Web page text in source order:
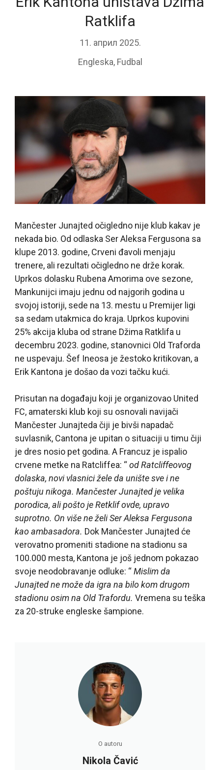
Ratklifa
11. април 2025.
Engleska, Fudbal
Mančester Junajted očigledno nije klub kakav je
nekada bio. Od odlaska Ser Aleksa Fergusona sa
klupe 2013. godine, Crveni đavoli menjaju
trenere, ali rezultati očigledno ne drže korak.
Uprkos dolasku Rubena Amorima ove sezone,
Mankunijci imaju jednu od najgorih godina u
svojoj istoriji, sede na 13. mestu u Premijer ligi
sa sedam utakmica do kraja. Uprkos kupovini
25% akcija kluba od strane Džima Ratklifa u
decembru 2023. godine, stanovnici Old Traforda
ne uspevaju. Šef Ineosa je žestoko kritikovan, a
Erik Kantona je došao da vozi tačku kući.
Prisutan na događaju koji je organizovao United
FC, amaterski klub koji su osnovali navijači
Mančester Junajteda čiji je bivši napadač
suvlasnik, Cantona je upitan o situaciji u timu čiji
je dres nosio pet godina. A Francuz je ispalio
crvene metke na Ratcliffea: “od Ratcliffeovog
dolaska, novi vlasnici žele da unište sve i ne
poštuju nikoga. Mančester Junajted je velika
porodica, ali pošto je Retklif ovde, upravo
suprotno. On više ne želi Ser Aleksa Fergusona
kao ambasadora. Dok Mančester Junajted će
verovatno promeniti stadione na stadionu sa
100.000 mesta, Kantona je još jednom pokazao
svoje neodobravanje odluke: “Mislim da
Junajted ne može da igra na bilo kom drugom
stadionu osim na Old Trafordu. Vremena su teška
za 20-struke engleske šampione.
O autoru
Nikola Čavić